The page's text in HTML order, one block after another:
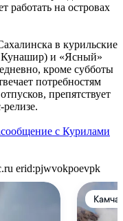
работать на островах
в курильские
Кунашир) и «Ясный»
кроме субботы
потребностям
препятствует
с Курилами
erid:pjwvokpoevpk